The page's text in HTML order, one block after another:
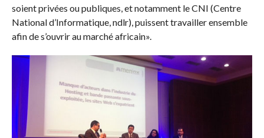
soient privées ou publiques, et notamment le CNI (Centre
National d’Informatique, ndlr), puissent travailler ensemble
afin de s’ouvrir au marché africain».